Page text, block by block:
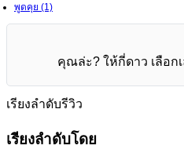
พูดคุย (1)
คุณล่ะ? ให้กี่ดาว เลือก
เรียงลำดับรีวิว
เรียงลำดับโดย